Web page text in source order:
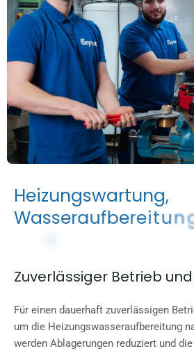
Heizungswartung,
Wasseraufbereitung
Zuverlässiger Betrieb
Für einen dauerhaft zuverlässigen
um die Heizungswasseraufbereitung
werden Ablagerungen reduziert und